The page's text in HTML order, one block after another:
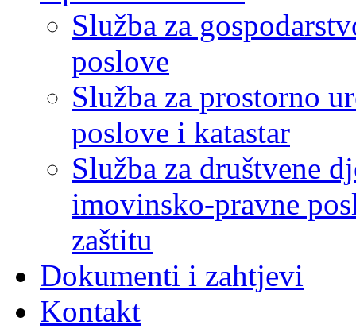
Služba za
poslove
Služba za prostorno
poslove i katastar
Služba za društvene
imovinsko-pravne
zaštitu
Dokumenti i zahtjevi
Kontakt